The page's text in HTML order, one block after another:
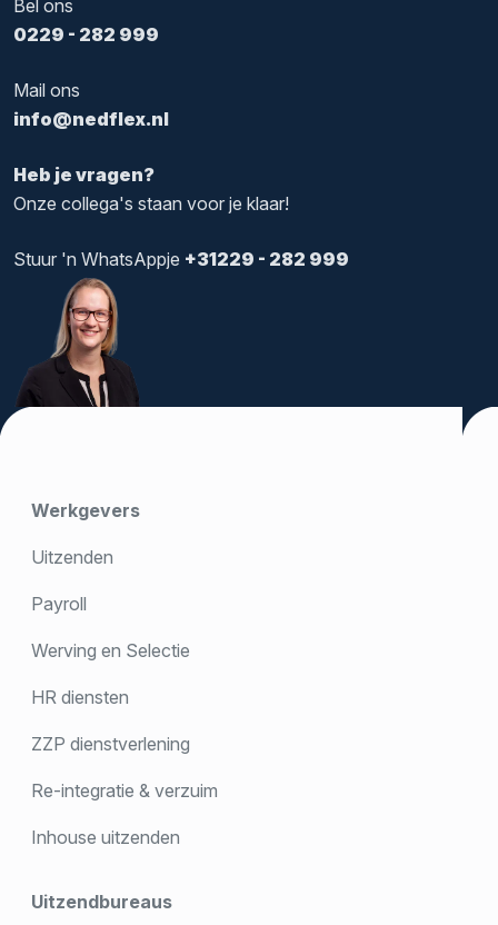
Heb je vragen?
Onze collega's staan voor je klaar!
Bel ons
0229 - 282 999
Mail ons
info@nedflex.nl
Stuur 'n WhatsAppje +31229 - 282 999
Werkgevers
Uitzenden
Payroll
Werving en Selectie
HR diensten
ZZP dienstverlening
Re-integratie & verzuim
Inhouse uitzenden
Uitzendbureaus